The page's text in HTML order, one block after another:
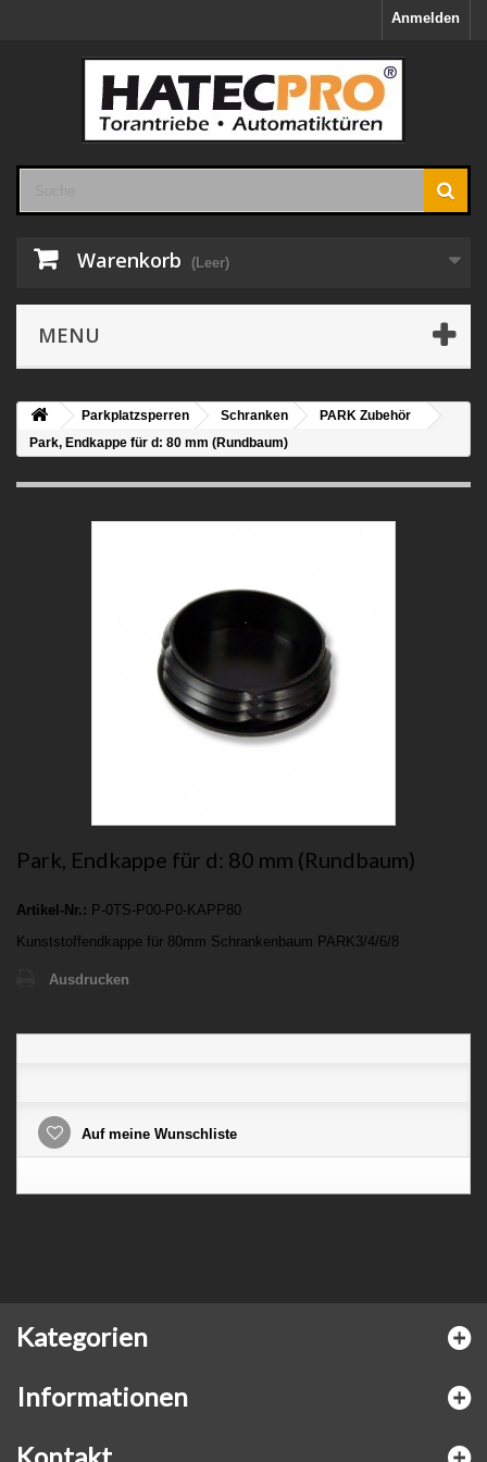
Anmelden
Warenkorb (Leer)
MENU
Parkplatzsperren Schranken
PARK Zubehör
Park, Endkappe für d: 80 mm (Rundbaum)
Park, Endkappe für d: 80 mm (Rundbaum)
Artikel-Nr.: P-0TS-P00-P0-KAPP80
Kunststoffendkappe für 80mm Schrankenbaum PARK3/4/6/8
Ausdrucken
Auf meine Wunschliste
Kategorien
Informationen